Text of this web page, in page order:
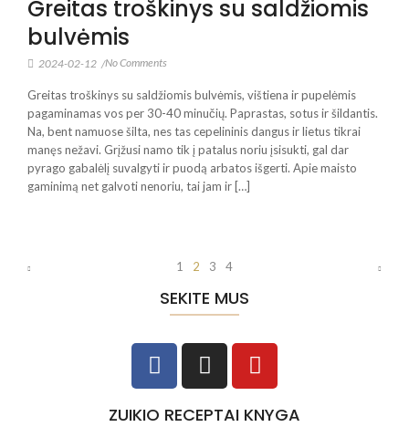
Greitas troškinys su saldžiomis
bulvėmis
2024-02-12 /No Comments
Greitas troškinys su saldžiomis bulvėmis, vištiena ir pupelėmis
pagaminamas vos per 30-40 minučių. Paprastas, sotus ir šildantis.
Na, bent namuose šilta, nes tas cepelininis dangus ir lietus tikrai
manęs nežavi. Grįžusi namo tik į patalus noriu įsisukti, gal dar
pyrago gabalėlį suvalgyti ir puodą arbatos išgerti. Apie maisto
gaminimą net galvoti nenoriu, tai jam ir […]
1 2 3 4
SEKITE MUS
ZUIKIO RECEPTAI KNYGA